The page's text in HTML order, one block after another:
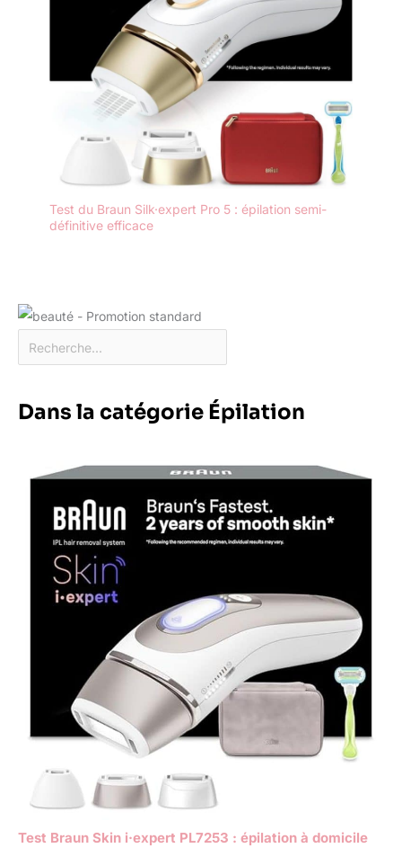
Test du Braun Silk·expert Pro 5 : épilation semi-
définitive efficace
Dans la catégorie Épilation
Test Braun Skin i·expert PL7253 : épilation à domicile